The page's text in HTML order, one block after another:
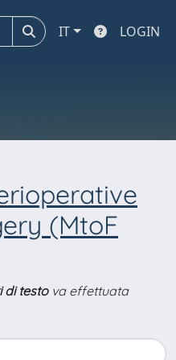
IT LOGIN
(MtoF
di testova effettuata